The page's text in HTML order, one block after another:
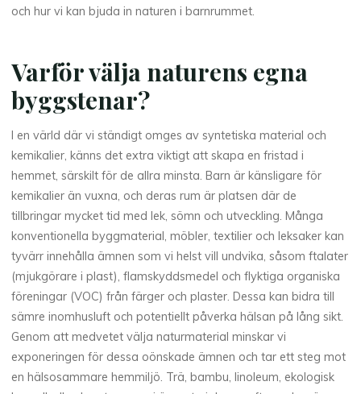
och hur vi kan bjuda in naturen i barnrummet.
Varför välja naturens egna
byggstenar?
I en värld där vi ständigt omges av syntetiska material och
kemikalier, känns det extra viktigt att skapa en fristad i
hemmet, särskilt för de allra minsta. Barn är känsligare för
kemikalier än vuxna, och deras rum är platsen där de
tillbringar mycket tid med lek, sömn och utveckling. Många
konventionella byggmaterial, möbler, textilier och leksaker kan
tyvärr innehålla ämnen som vi helst vill undvika, såsom ftalater
(mjukgörare i plast), flamskyddsmedel och flyktiga organiska
föreningar (VOC) från färger och plaster. Dessa kan bidra till
sämre inomhusluft och potentiellt påverka hälsan på lång sikt.
Genom att medvetet välja naturmaterial minskar vi
exponeringen för dessa oönskade ämnen och tar ett steg mot
en hälsosammare hemmiljö. Trä, bambu, linoleum, ekologisk